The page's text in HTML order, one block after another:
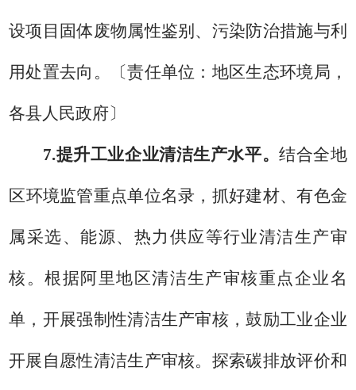
设项目固体废物属性鉴别、污染防治措施与利
用处置去向。 〔责任单位： 地区生态环境局 ，
各县人民政府〕
7.提升工业企业清洁生产水平。结合全地
区环境监管重点单位名录，抓好建材、有色金
属采选、能源、 热力供应等行业清洁生产审
核。根据阿里地区清洁生产审核重点企业名
单，开展强制性清洁生产审核，鼓励工业企业
开展自愿性清洁生产审核。探索碳排放评价和